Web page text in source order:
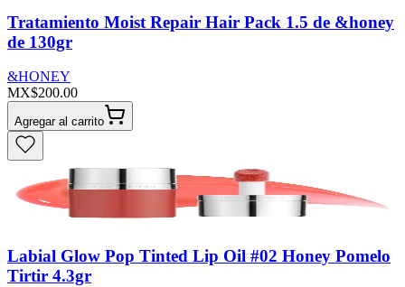
Tratamiento Moist Repair Hair Pack 1.5 de &honey
de 130gr
&HONEY
MX$200.00
Agregar al carrito
Labial Glow Pop Tinted Lip Oil #02 Honey Pomelo
Tirtir 4.3gr